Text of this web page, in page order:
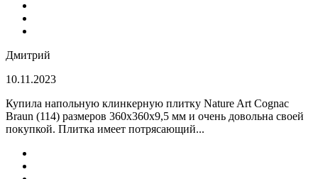
Дмитрий
10.11.2023
Купила напольную клинкерную плитку Nature Art Cognac
Braun (114) размеров 360x360x9,5 мм и очень довольна своей
покупкой. Плитка имеет потрясающий...